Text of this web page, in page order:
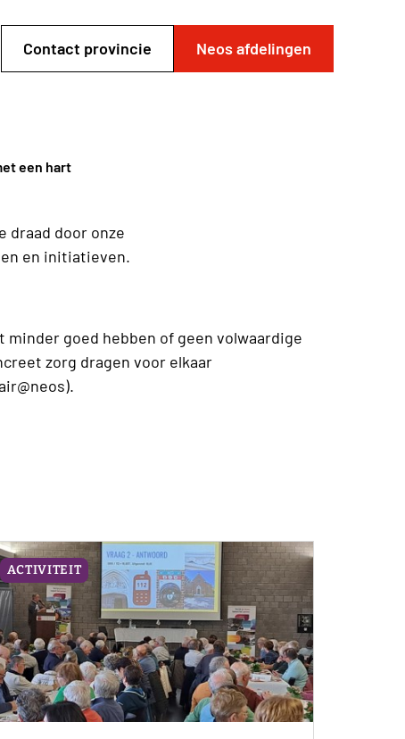
Contact provincie Neos afdelingen
een hart
draad door onze
en initiatieven.
goed hebben of geen volwaardige
zorg dragen voor elkaar
ACTIVITEIT